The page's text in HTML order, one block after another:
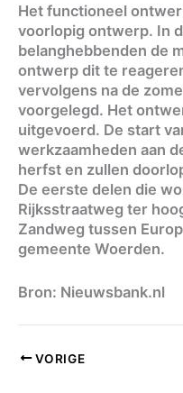
Het functioneel
voorlopig ontwerp. In
belanghebbenden de
ontwerp dit te
vervolgens na de
voorgelegd. Het
uitgevoerd. De start
werkzaamheden aan
herfst en zullen
De eerste delen die
Rijksstraatweg ter
Zandweg tussen
gemeente Woerden.
Bron: Nieuwsbank.nl
VORIGE